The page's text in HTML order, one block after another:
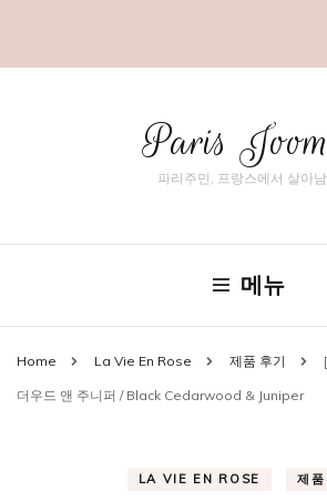
Paris
파리주민, 프랑스에서 살아
메뉴
Home La Vie En Rose 제품 후기
더우드 앤 주니퍼 / Black Cedarwood & Juniper
LA VIE EN ROSE 제